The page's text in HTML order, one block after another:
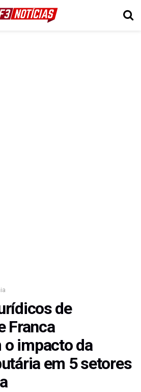
de
Franca
o impacto da
em 5 setores